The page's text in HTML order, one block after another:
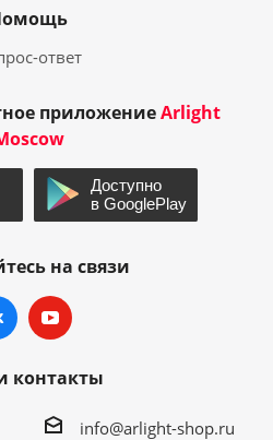
ответ
приложениеArlight
на связи
контакты
info@arlight-shop.ru